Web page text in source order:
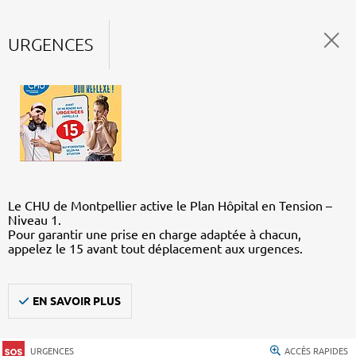
URGENCES
Le CHU de Montpellier active le Plan Hôpital en Tension –
Niveau 1.
Pour garantir une prise en charge adaptée à chacun,
appelez le 15 avant tout déplacement aux urgences.
EN SAVOIR PLUS
URGENCES ACCÈS RAPIDES